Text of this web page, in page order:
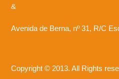
&
Avenida de Berna, nº 31, R/C
Copyright © 2013. All Rights